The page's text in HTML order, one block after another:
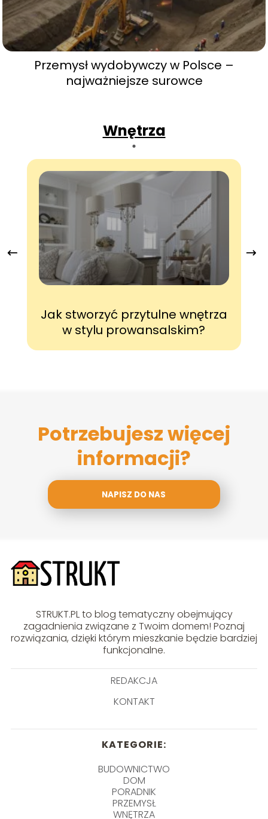
Przemysł wydobywczy w Polsce –
najważniejsze surowce
Wnętrza
Jak stworzyć przytulne wnętrza
w stylu prowansalskim?
Potrzebujesz więcej
informacji?
NAPISZ DO NAS
STRUKT.PL to blog tematyczny obejmujący
zagadnienia związane z Twoim domem! Poznaj
rozwiązania, dzięki którym mieszkanie będzie bardziej
funkcjonalne.
REDAKCJA
KONTAKT
KATEGORIE:
BUDOWNICTWO
DOM
PORADNIK
PRZEMYSŁ
WNĘTRZA